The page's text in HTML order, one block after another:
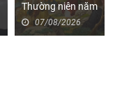
Thường niên năm
II (Mt 17,14-21)
07/08/2026